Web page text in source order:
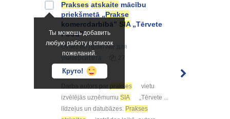
Ты можешь добавить
любую работу в список
пожеланий.
Круто!
Prakses atskaite mācību
priekšmetā „Prakse
komercdarbībā” SIA„Tērvete
Food”
Отчёт по практике
для
Darba autors par prakses
vietu
izvēlējās uzņēmumu SIA
„Tērvete ...
līdzeļus un datubāzes. Prakses